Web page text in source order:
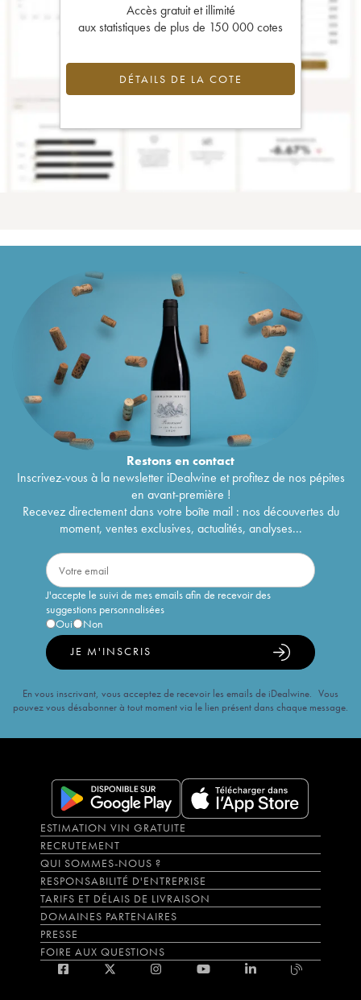
Accès gratuit et illimité
aux statistiques de plus de 150 000 cotes
DÉTAILS DE LA COTE
Restons encontact
Inscrivez-vous à la newsletter iDealwine et profitez de nos pépites
en avant-première !
Recevez directement dans votre boîte mail : nos découvertes du
moment, ventes exclusives, actualités, analyses...
J'accepte le suivi de mes emails afin de recevoir des
suggestions personnalisées
Oui
Non
JE M'INSCRIS
En vous inscrivant, vous acceptez de recevoir les emails de iDealwine. Vous
pouvez vous désabonner à tout moment via le lien présent dans chaque message.
ESTIMATION VIN GRATUITE
RECRUTEMENT
QUI SOMMES-NOUS ?
RESPONSABILITÉ D'ENTREPRISE
TARIFS ET DÉLAIS DE LIVRAISON
DOMAINES PARTENAIRES
PRESSE
FOIRE AUX QUESTIONS